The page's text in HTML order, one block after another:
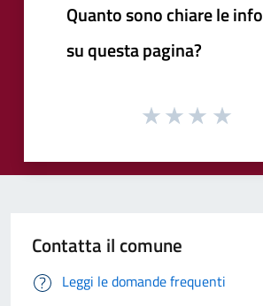
Quanto sono chiare le
su questa pagina?
Contatta il comune
Leggi le domande frequenti